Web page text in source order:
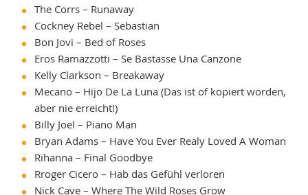
The Corrs – Runaway
Cockney Rebel – Sebastian
Bon Jovi – Bed of Roses
Eros Ramazzotti – Se Bastasse Una Canzone
Kelly Clarkson – Breakaway
Mecano – Hijo De La Luna (Das ist of kopiert worden,
aber nie erreicht!)
Billy Joel – Piano Man
Bryan Adams – Have You Ever Realy Loved A Woman
Rihanna – Final Goodbye
Rroger Cicero – Hab das Gefühl verloren
Nick Cave – Where The Wild Roses Grow